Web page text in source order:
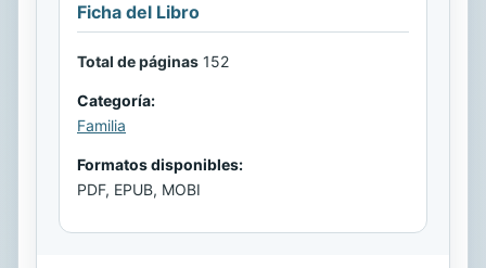
Ficha del Libro
Total de páginas 152
Categoría:
Familia
Formatos disponibles:
PDF, EPUB, MOBI